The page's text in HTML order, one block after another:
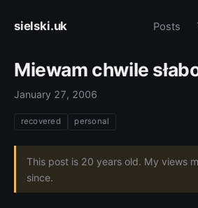
sielski.uk Posts
Miewam chwile
January 27, 2006
recovered personal
This post is 20 years old. My views
since.